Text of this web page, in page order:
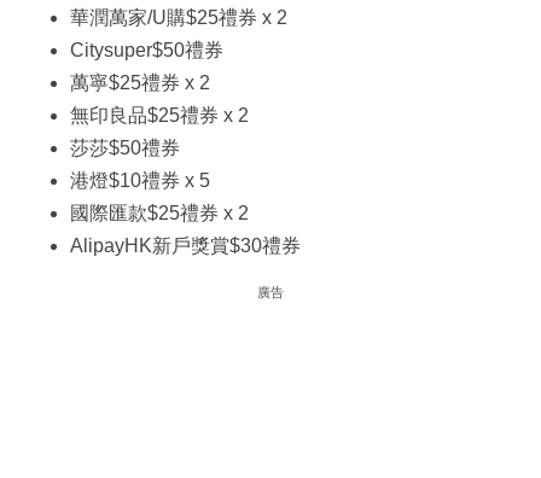
華潤萬家/U購$25禮券 x 2
Citysuper$50禮券
萬寧$25禮券 x 2
無印良品$25禮券 x 2
莎莎$50禮券
港燈$10禮券 x 5
國際匯款$25禮券 x 2
AlipayHK新戶獎賞$30禮券
廣告